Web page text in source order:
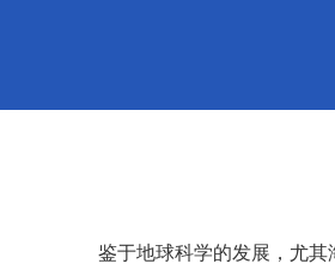
鉴于地球科学的发展，尤